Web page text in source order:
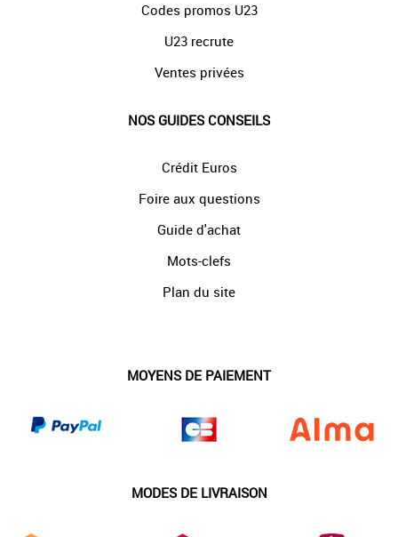
Codes promos U23
U23 recrute
Ventes privées
NOS GUIDES CONSEILS
Crédit Euros
Foire aux questions
Guide d'achat
Mots-clefs
Plan du site
MOYENS DE PAIEMENT
MODES DE LIVRAISON